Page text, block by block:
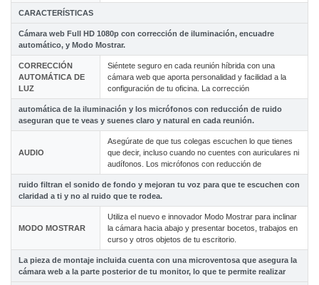
CARACTERÍSTICAS
Cámara web Full HD 1080p con corrección de iluminación, encuadre
automático, y Modo Mostrar.
CORRECCIÓN
AUTOMÁTICA DE
LUZ
Siéntete seguro en cada reunión híbrida con una
cámara web que aporta personalidad y facilidad a la
configuración de tu oficina. La corrección
automática de la iluminación y los micrófonos con reducción de ruido
aseguran que te veas y suenes claro y natural en cada reunión.
AUDIO
Asegúrate de que tus colegas escuchen lo que tienes
que decir, incluso cuando no cuentes con auriculares ni
audífonos. Los micrófonos con reducción de
ruido filtran el sonido de fondo y mejoran tu voz para que te escuchen con
claridad a ti y no al ruido que te rodea.
MODO MOSTRAR
Utiliza el nuevo e innovador Modo Mostrar para inclinar
la cámara hacia abajo y presentar bocetos, trabajos en
curso y otros objetos de tu escritorio.
La pieza de montaje incluida cuenta con una microventosa que asegura la
cámara web a la parte posterior de tu monitor, lo que te permite realizar